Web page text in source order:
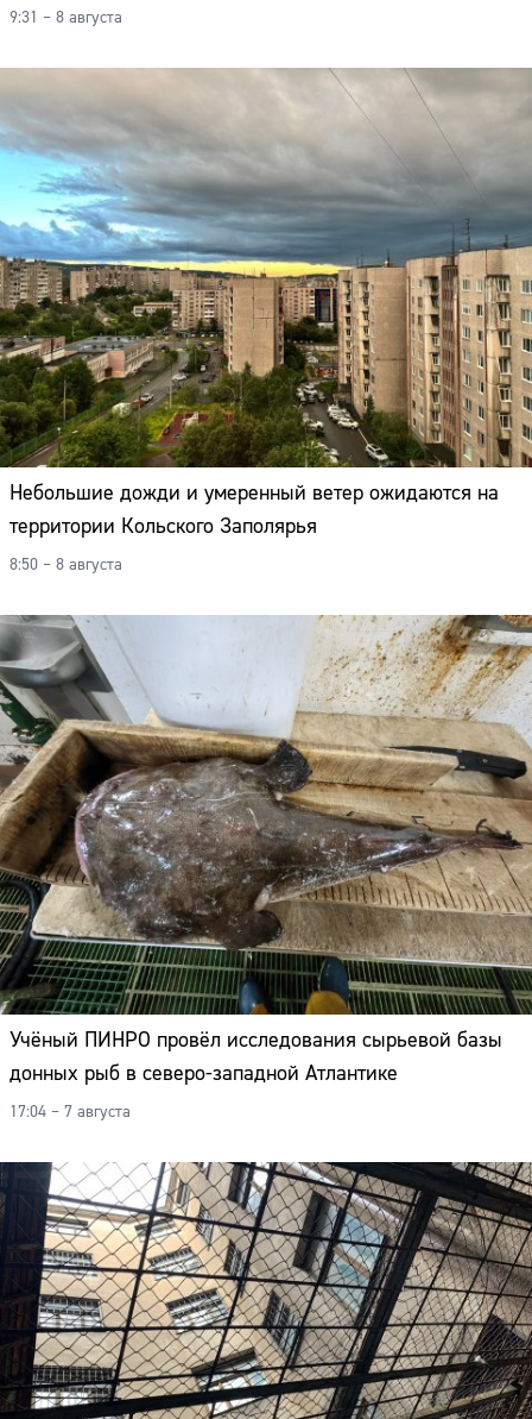
9:31 – 8 августа
Небольшие дожди и умеренный ветер ожидаются на
территории Кольского Заполярья
8:50 – 8 августа
Учёный ПИНРО провёл исследования сырьевой базы
донных рыб в северо-западной Атлантике
17:04 – 7 августа